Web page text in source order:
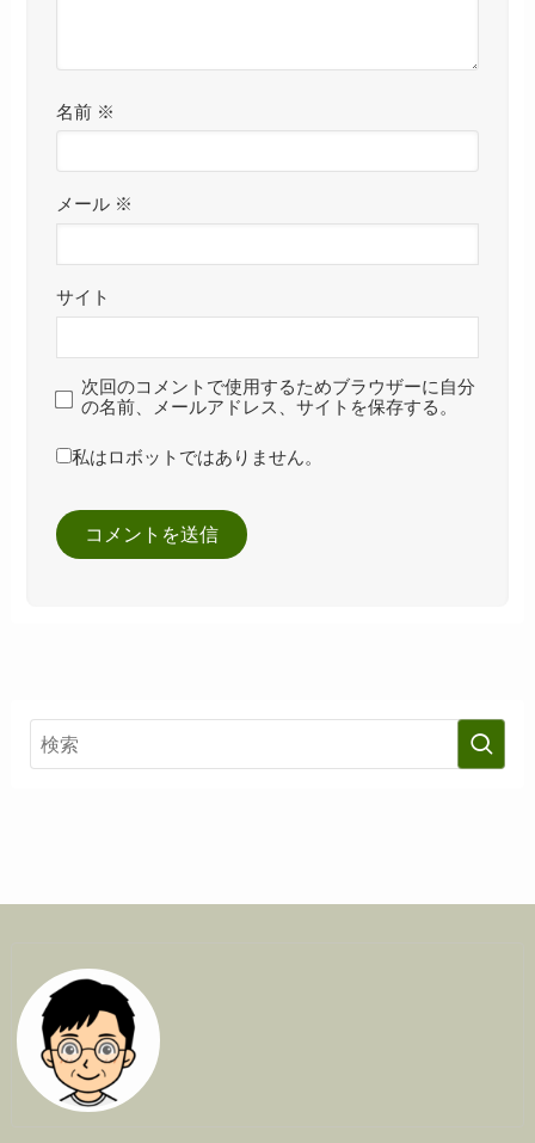
名前 ※
メール ※
サイト
次回のコメントで使用するためブラウザーに自分
の名前、メールアドレス、サイトを保存する。
私はロボットではありません。